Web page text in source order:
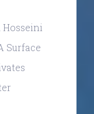
Hosseini
Surface